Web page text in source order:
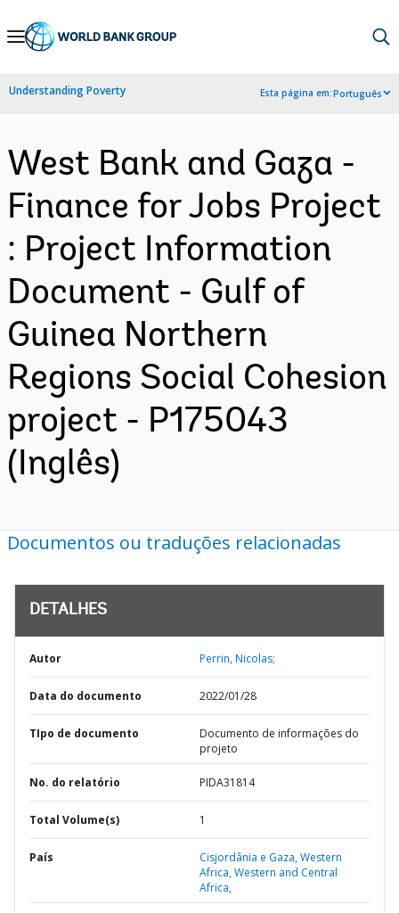
Skip
Navigation
Understanding Poverty Esta página em:Português
West Bank and Gaza -
Finance for Jobs Project
: Project Information
Document - Gulf of
Guinea Northern
Regions Social Cohesion
project - P175043
(Inglês)
Documentos ou traduções relacionadas
DETALHES
Autor Perrin, Nicolas;
Data do documento 2022/01/28
TIpo de documento
Documento de informações do
projeto
No. do relatório PIDA31814
Total Volume(s) 1
País Cisjordânia e Gaza,Western
Africa,Western and Central
Africa,